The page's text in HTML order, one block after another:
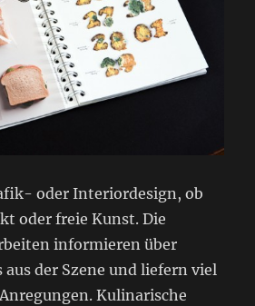
oder Interiordesign, ob
oder freie Kunst. Die
informieren über
aus der Szene und liefern viel
Kulinarische